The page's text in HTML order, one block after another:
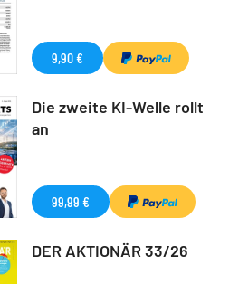
9,90 €
Die zweite KI-Welle rollt
an
99,99 €
DER AKTIONÄR 33/26